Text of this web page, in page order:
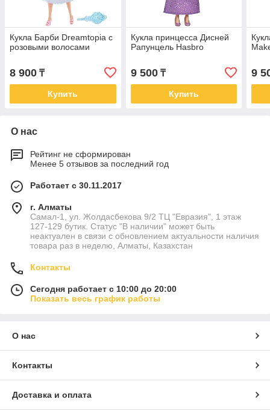
Кукла Барби Dreamtopia с
розовыми волосами
8 900 ₸
Купить
Кукла принцесса Дисней
Рапунцель Hasbro
9 500₸
Купить
9
О нас
Рейтинг не сформирован
Менее 5 отзывов за последний год
Работает с 30.11.2017
г. Алматы
Самал-1, ул. Жолдасбекова 9/2 ТЦ "Евразия", 1 этаж
127-129 бутик. Статус "В наличии" может быть
неактуален в связи с обновлением актуальности наличия
товара раз в неделю, Алматы, Казахстан
Контакты
Сегодня работает с 10:00 до 20:00
Показать весь график работы
О нас
Контакты
Доставка и оплата